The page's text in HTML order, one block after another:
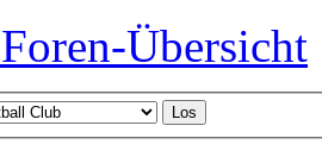
Übersicht